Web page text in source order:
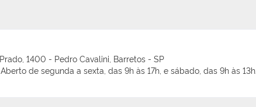
1400 - Pedro Cavalini, Barretos - SP
Aberto de segunda a sexta, das 9h às 17h, e sábado, das 9h às 13h.